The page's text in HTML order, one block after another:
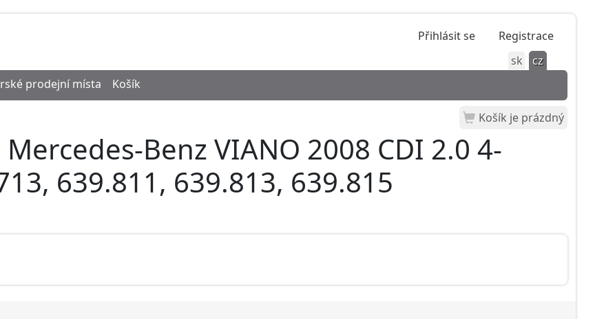
Přihlásit se
Registrace
sk
cz
prodejní místa Košík
Košík je prázdný
Benz VIANO 2008 CDI 2.0 4-
639.811, 639.813, 639.815